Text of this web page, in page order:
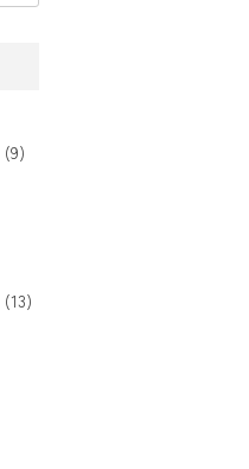
(9)
(13)